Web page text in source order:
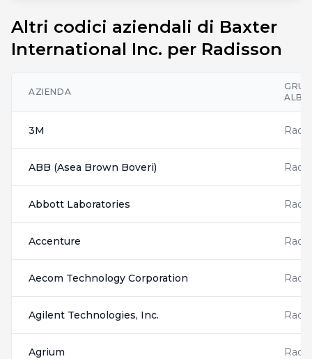
Altri codici aziendali di Baxter
International Inc. per Radisson
AZIENDA
3M
ABB (Asea Brown Boveri)
Abbott Laboratories
Accenture
Aecom Technology Corporation
Agilent Technologies, Inc.
Agrium